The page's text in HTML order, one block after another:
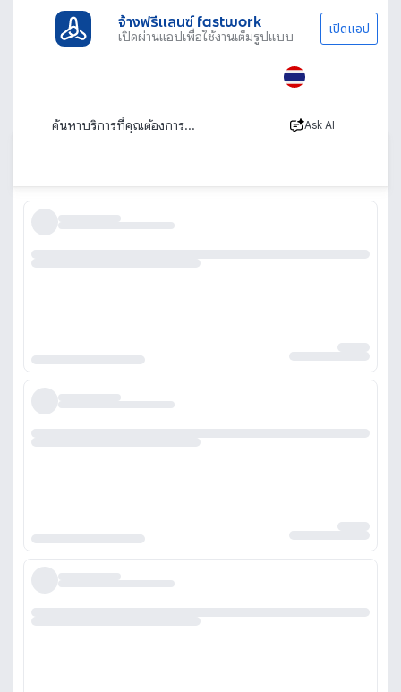
จ้างฟรีแลนซ์ fastwork
เปิดผ่านแอปเพื่อใช้งานเต็มรูปแบบ เปิดแอป
Ask AI
เรียนหมากรุกสากล เรียนหมากรุกไทย หมากรุก
ทุกประเภท